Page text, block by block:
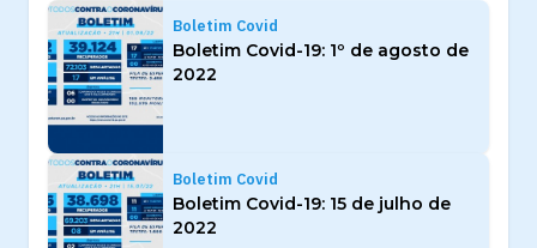
Boletim Covid
Boletim Covid-19: 1º de agosto de
2022
Boletim Covid
Boletim Covid-19: 15 de julho de
2022